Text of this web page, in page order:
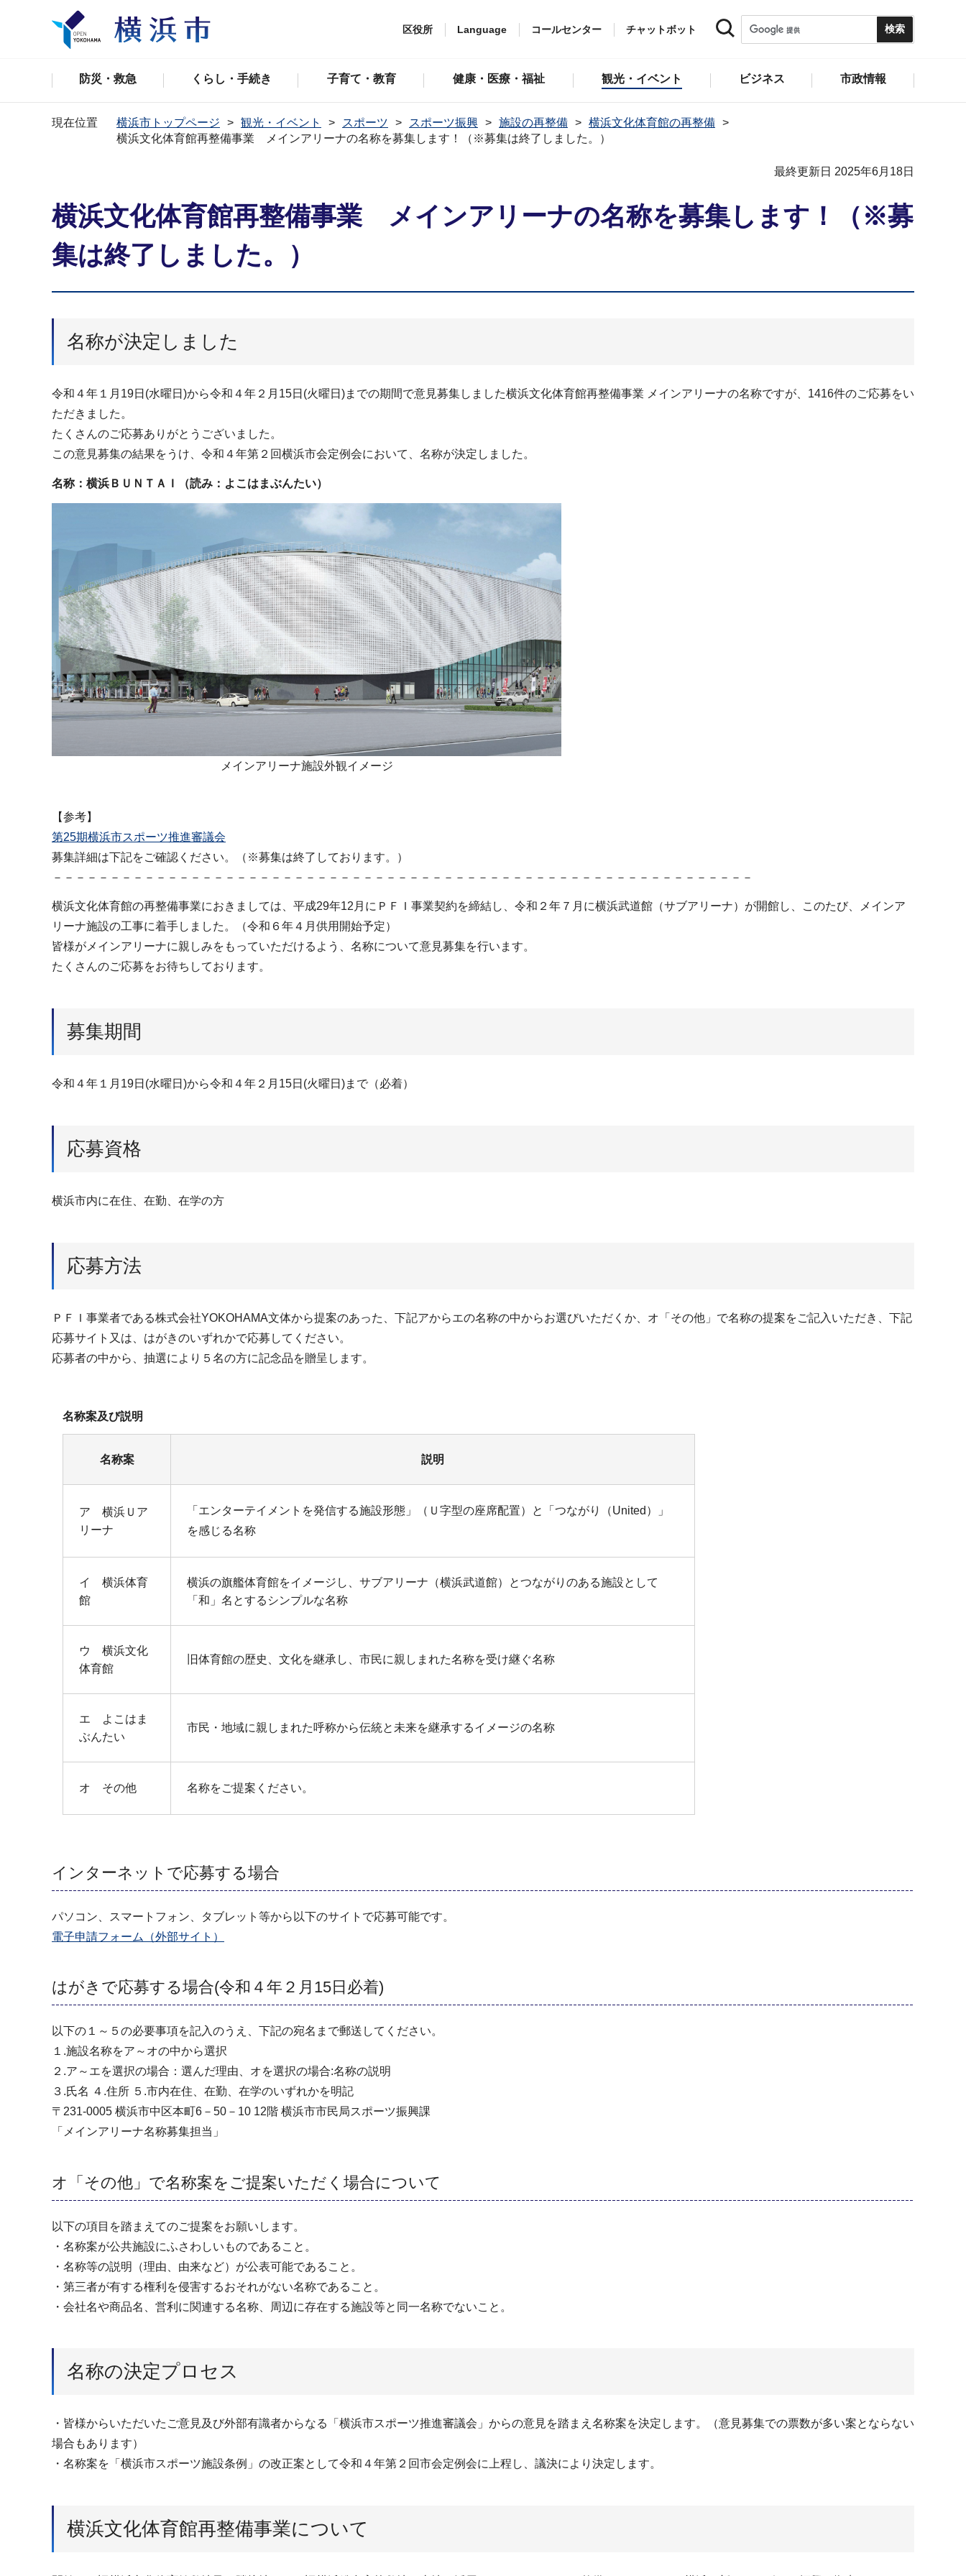
区役所 Language コールセンター チャットボット
防災・救急 くらし・手続き 子育て・教育 健康・医療・福祉 観光・イベント ビジネス 市政情報
現在位置 横浜市トップページ 観光・イベント スポーツ スポーツ振興 施設の再整備
横浜文化体育館の再整備
横浜文化体育館再整備事業 メインアリーナの名称を募集します！（※募集は終了しました。）
最終更新日 2025年6月18日
横浜文化体育館再整備事業 メインアリーナの名称を募集します！（※募
集は終了しました。）
名称が決定しました
令和４年１月19日(水曜日)から令和４年２月15日(火曜日)までの期間で意見募集しました横浜文化体育館再整備事業 メインアリーナの名称ですが、1416件のご応募をい
ただきました。
たくさんのご応募ありがとうございました。
この意見募集の結果をうけ、令和４年第２回横浜市会定例会において、名称が決定しました。
名称：横浜ＢＵＮＴＡＩ（読み：よこはまぶんたい）
メインアリーナ施設外観イメージ
【参考】
第25期横浜市スポーツ推進審議会
募集詳細は下記をご確認ください。（※募集は終了しております。）
－－－－－－－－－－－－－－－－－－－－－－－－－－－－－－－－－－－－－－－－－－－－－－－－－－－－－－－－－－－－－
横浜文化体育館の再整備事業におきましては、平成29年12月にＰＦＩ事業契約を締結し、令和２年７月に横浜武道館（サブアリーナ）が開館し、このたび、メインア
リーナ施設の工事に着手しました。（令和６年４月供用開始予定）
皆様がメインアリーナに親しみをもっていただけるよう、名称について意見募集を行います。
たくさんのご応募をお待ちしております。
募集期間
令和４年１月19日(水曜日)から令和４年２月15日(火曜日)まで（必着）
応募資格
横浜市内に在住、在勤、在学の方
応募方法
ＰＦＩ事業者である株式会社YOKOHAMA文体から提案のあった、下記アからエの名称の中からお選びいただくか、オ「その他」で名称の提案をご記入いただき、下記
応募サイト又は、はがきのいずれかで応募してください。
応募者の中から、抽選により５名の方に記念品を贈呈します。
名称案及び説明
名称案 説明
ア 横浜Ｕア
リーナ
「エンターテイメントを発信する施設形態」（Ｕ字型の座席配置）と「つながり（United）」
を感じる名称
イ 横浜体育
館
横浜の旗艦体育館をイメージし、サブアリーナ（横浜武道館）とつながりのある施設として
「和」名とするシンプルな名称
ウ 横浜文化
体育館
旧体育館の歴史、文化を継承し、市民に親しまれた名称を受け継ぐ名称
エ よこはま
ぶんたい
市民・地域に親しまれた呼称から伝統と未来を継承するイメージの名称
オ その他 名称をご提案ください。
インターネットで応募する場合
パソコン、スマートフォン、タブレット等から以下のサイトで応募可能です。
電子申請フォーム（外部サイト）
はがきで応募する場合(令和４年２月15日必着)
以下の１～５の必要事項を記入のうえ、下記の宛名まで郵送してください。
１.施設名称をア～オの中から選択
２.ア～エを選択の場合：選んだ理由、オを選択の場合:名称の説明
３.氏名 ４.住所 ５.市内在住、在勤、在学のいずれかを明記
〒231‐0005 横浜市中区本町6－50－10 12階 横浜市市民局スポーツ振興課
「メインアリーナ名称募集担当」
オ「その他」で名称案をご提案いただく場合について
以下の項目を踏まえてのご提案をお願いします。
・名称案が公共施設にふさわしいものであること。
・名称等の説明（理由、由来など）が公表可能であること。
・第三者が有する権利を侵害するおそれがない名称であること。
・会社名や商品名、営利に関連する名称、周辺に存在する施設等と同一名称でないこと。
名称の決定プロセス
・皆様からいただいたご意見及び外部有識者からなる「横浜市スポーツ推進審議会」からの意見を踏まえ名称案を決定します。（意見募集での票数が多い案とならない
場合もあります）
・名称案を「横浜市スポーツ施設条例」の改正案として令和４年第２回市会定例会に上程し、議決により決定します。
横浜文化体育館再整備事業について